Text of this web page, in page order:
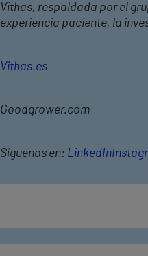
Vithas, respaldada por el
experiencia paciente, la
Vithas.es
Goodgrower.com
Síguenos en: LinkedIn